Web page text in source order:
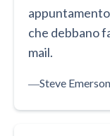
che debbano
mail.
―Steve Emerson